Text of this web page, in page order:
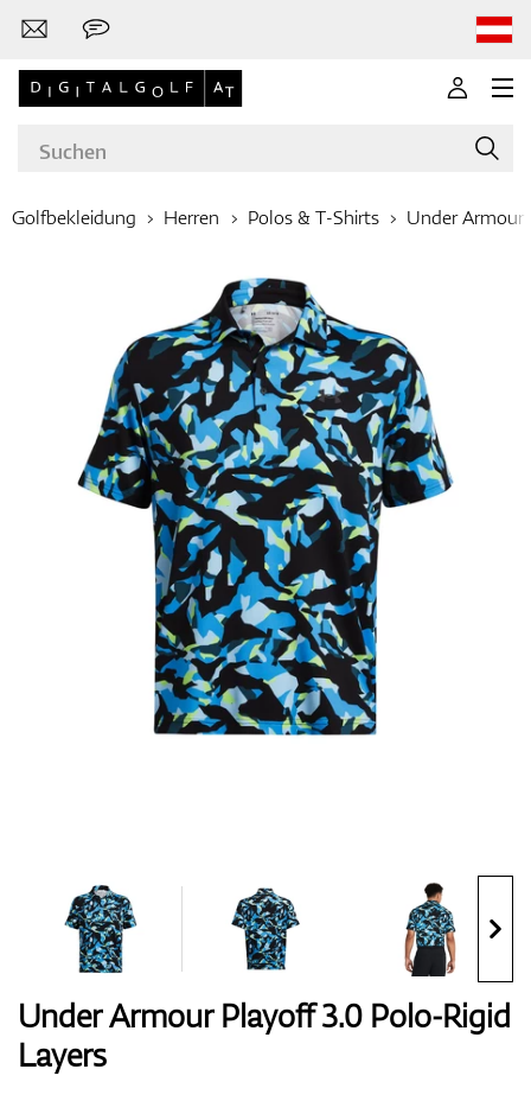
Golfschläger
Bekleidung
Handschuhe
Schuhe
Bags
Golfbekleidung Herren Polos & T-Shirts Under Armour
Under Armour Playoff 3.0 Polo-Rigid
Layers